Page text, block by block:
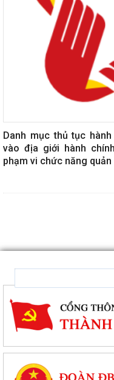
Danh mục thủ tục
vào địa giới hành
phạm vi chức năng